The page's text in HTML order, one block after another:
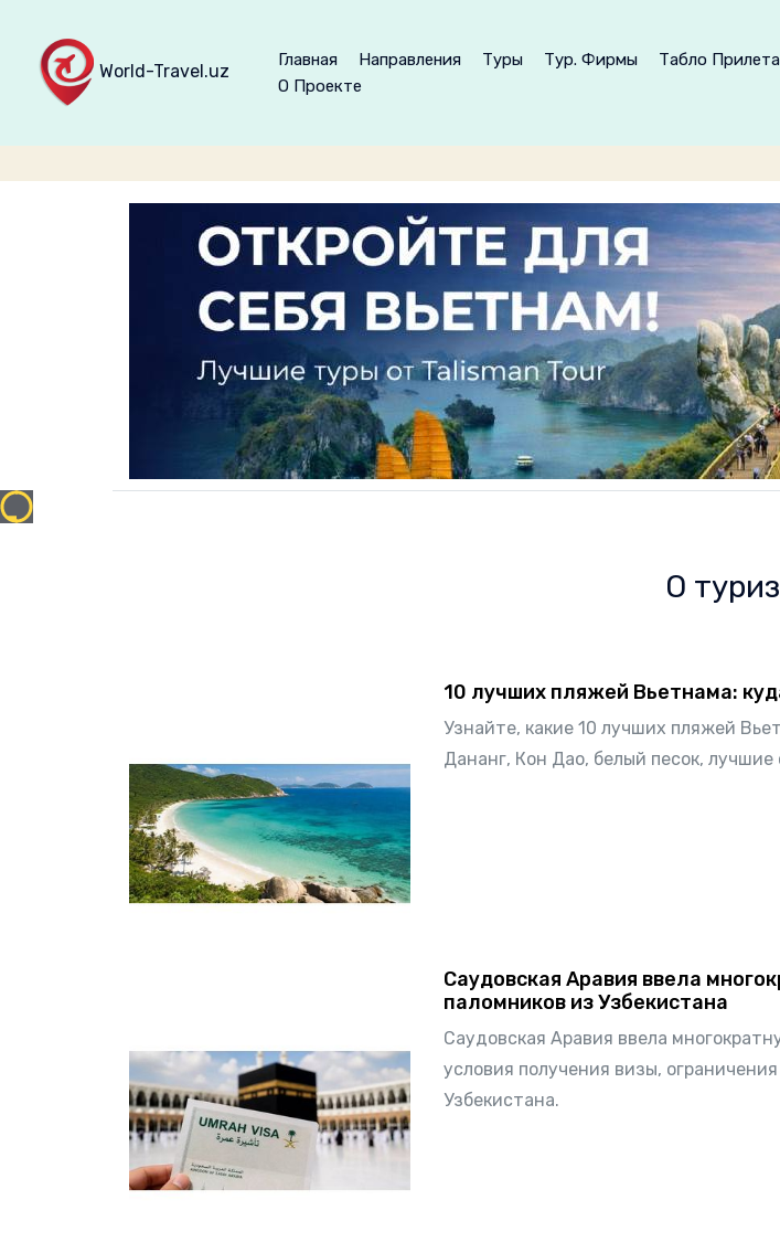
World-Travel.uz
Главная Направления Туры Тур. Фирмы Табло Прилета
О Проекте
О
10 лучших пляжей Вьетнама:
Узнайте, какие 10 лучших пляжей
Дананг, Кон Дао, белый песок, лучшие
Саудовская Аравия ввела
паломников из Узбекистана
Саудовская Аравия ввела
условия получения визы,
Узбекистана.